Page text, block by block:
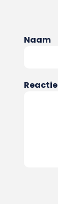
Naam
Reactie